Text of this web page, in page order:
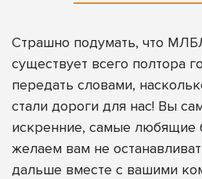
Страшно подумать, что
существует всего полтора
передать словами,
стали дороги для нас! Вы
искренние, самые любящие
желаем вам не
дальше вместе с вашими